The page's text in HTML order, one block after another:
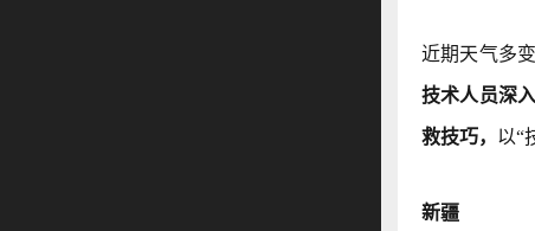
近期天气多
技术人员深
救技巧， 以“
新疆